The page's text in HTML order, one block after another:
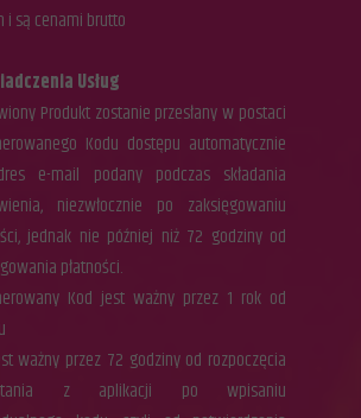
i są cenami brutto
Usług
Produkt zostanie przesłany w postaci
Kodu dostępu automatycznie
e-mail podany podczas składania
niezwłocznie po zaksięgowaniu
jednak nie później niż 72 godziny od
płatności.
Kod jest ważny przez 1 rok od
ważny przez 72 godziny od rozpoczęcia
z aplikacji po wpisaniu